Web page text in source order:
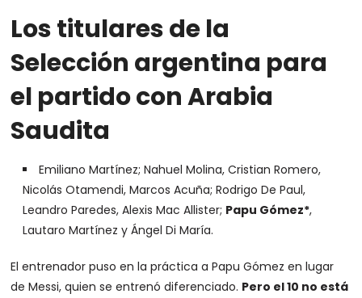
Los titulares de la
Selección argentina para
el partido con Arabia
Saudita
Emiliano Martínez; Nahuel Molina, Cristian Romero,
Nicolás Otamendi, Marcos Acuña; Rodrigo De Paul,
Leandro Paredes, Alexis Mac Allister; Papu Gómez*,
Lautaro Martínez y Ángel Di María.
El entrenador puso en la práctica a Papu Gómez en lugar
de Messi, quien se entrenó diferenciado. Pero el 10 no está